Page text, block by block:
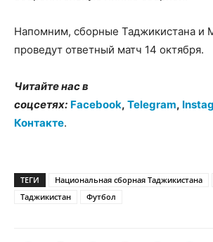
Напомним, сборные Таджикистана и
проведут ответный матч 14 октября.
Читайте нас в
соцсетях: Facebook, Telegram,
Контакте.
ТЕГИ Национальная сборная Таджикистана
Таджикистан
Футбол